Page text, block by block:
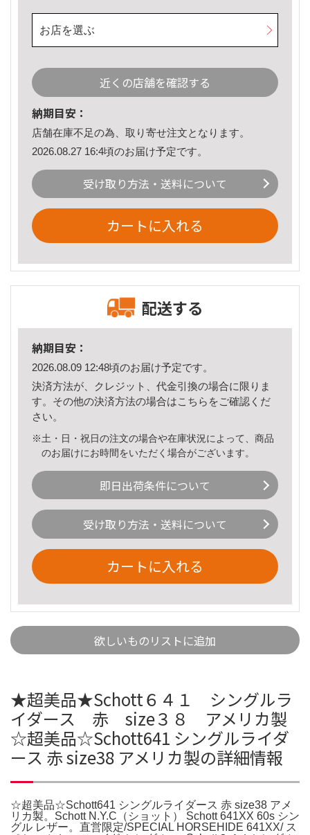
お店を選ぶ
近くの店舗を確認する
納期目安：
店舗在庫不足の為、取り寄せ注文となります。
2026.08.27 16:4頃のお届け予定です。
受け取り方法・送料について
カートに入れる
配送する
納期目安：
2026.08.09 12:48頃のお届け予定です。
決済方法が、クレジット、代金引換の場合に限りま
す。その他の決済方法の場合はこちら をご確認くだ
さい。
※土・日・祝日の注文の場合や在庫状況によって、商品
のお届けにお時間をいただく場合がございます。
即日出荷条件について
受け取り方法・送料について
カートに入れる
欲しいものリストに追加
★超美品★Schott６４１ シングルラ
イダース 赤 size３８ アメリカ製
☆超美品☆Schott641 シングルライダ
ース 赤 size38 アメリカ製の詳細情報
☆超美品☆Schott641 シングルライダース 赤 size38 アメ
リカ製。Schott N.Y.C（ショット） Schott 641XX 60s シン
グル レザー。直営限定/SPECIAL HORSEHIDE 641XX/ ス